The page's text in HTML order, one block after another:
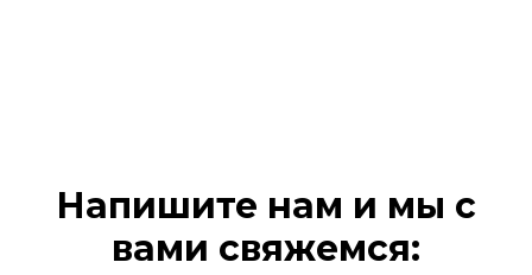
Напишите нам и мы с
вами свяжемся: